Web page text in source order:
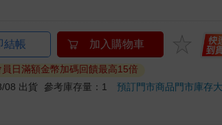
結帳 加入購物車
日滿額金幣加碼回饋最高15倍
08 出貨 參考庫存量：1預訂門市商品門市庫存